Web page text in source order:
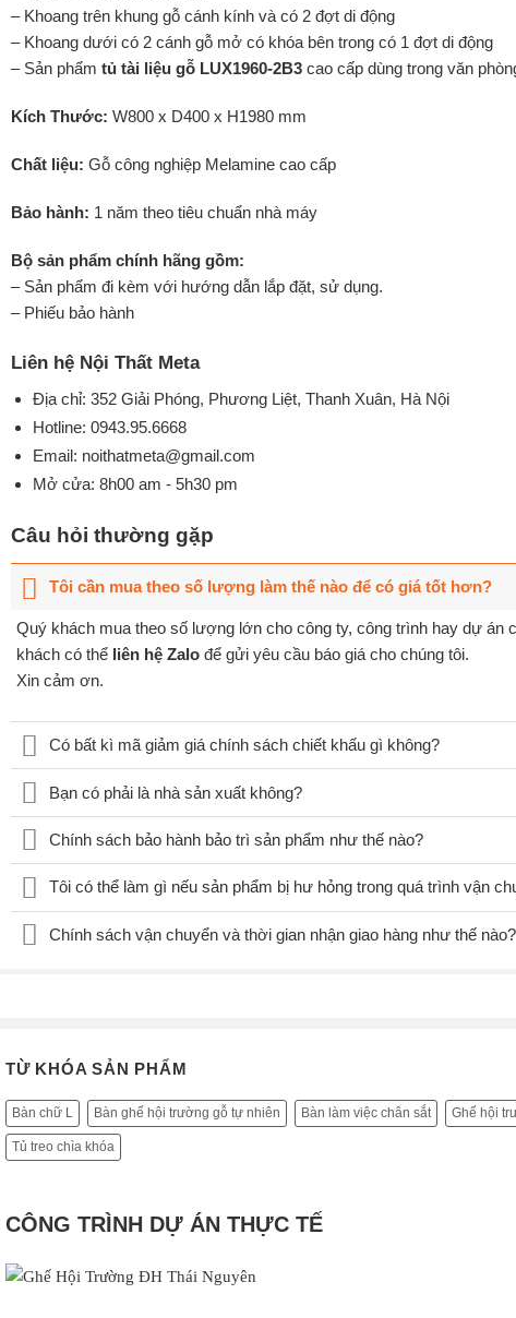
– Khoang trên khung gỗ cánh kính và có 2 đợt di động
– Khoang dưới có 2 cánh gỗ mở có khóa bên trong có 1 đợt di động
– Sản phẩm tủ tài liệu gỗ LUX1960-2B3 cao cấp dùng trong văn
Kích Thước: W800 x D400 x H1980 mm
Chất liệu: Gỗ công nghiệp Melamine cao cấp
Bảo hành: 1 năm theo tiêu chuẩn nhà máy
Bộ sản phẩm chính hãng gồm:
– Sản phẩm đi kèm với hướng dẫn lắp đặt, sử dụng.
– Phiếu bảo hành
Liên hệ Nội Thất Meta
Địa chỉ: 352 Giải Phóng, Phương Liệt, Thanh Xuân, Hà Nội
Hotline: 0943.95.6668
Email: noithatmeta@gmail.com
Mở cửa: 8h00 am - 5h30 pm
Câu hỏi thường gặp
Tôi cần mua theo số lượng làm thế nào để có giá tốt hơn?
Quý khách mua theo số lượng lớn cho công ty, công trình hay dự án
khách có thể liên hệ Zalo để gửi yêu cầu báo giá cho chúng tôi.
Xin cảm ơn.
Có bất kì mã giảm giá chính sách chiết khấu gì không?
Bạn có phải là nhà sản xuất không?
Chính sách bảo hành bảo trì sản phẩm như thế nào?
Tôi có thể làm gì nếu sản phẩm bị hư hỏng trong quá trình vận
Chính sách vận chuyển và thời gian nhận giao hàng như thế nào?
TỪ KHÓA SẢN PHẨM
Bàn chữ L Bàn ghế hội trường gỗ tự nhiên Bàn làm việc chân sắt Ghế hội
Tủ treo chìa khóa
CÔNG TRÌNH DỰ ÁN THỰC TẾ